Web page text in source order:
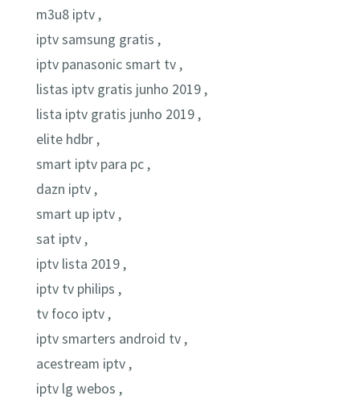
m3u8 iptv ,
iptv samsung gratis ,
iptv panasonic smart tv ,
listas iptv gratis junho 2019 ,
lista iptv gratis junho 2019 ,
elite hdbr ,
smart iptv para pc ,
dazn iptv ,
smart up iptv ,
sat iptv ,
iptv lista 2019 ,
iptv tv philips ,
tv foco iptv ,
iptv smarters android tv ,
acestream iptv ,
iptv lg webos ,